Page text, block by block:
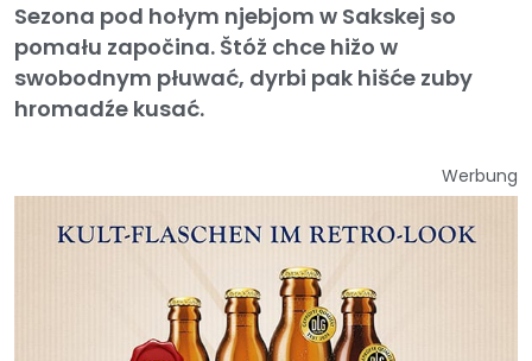
Sezona pod hołym njebjom w Sakskej so
pomału započina. Štóž chce hižo w
swobodnym płuwać, dyrbi pak hišće zuby
hromadźe kusać.
Werbung